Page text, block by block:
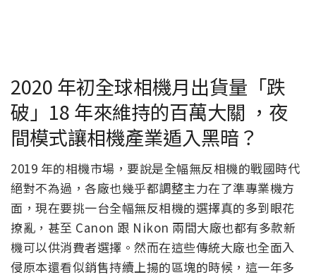
2020 年初全球相機月出貨量「跌
破」18 年來維持的百萬大關 ，夜
間模式讓相機產業遁入黑暗？
2019 年的相機市場，要說是全幅無反相機的戰國時代
絕對不為過，各廠也幾乎都調整主力在了準專業機方
面，現在要挑一台全幅無反相機的選擇真的多到眼花
撩亂，甚至 Canon 跟 Nikon 兩間大廠也都有多款新
機可以供消費者選擇。然而在這些傳統大廠也全面入
侵原本還看似銷售持續上揚的區塊的時候，這一年多